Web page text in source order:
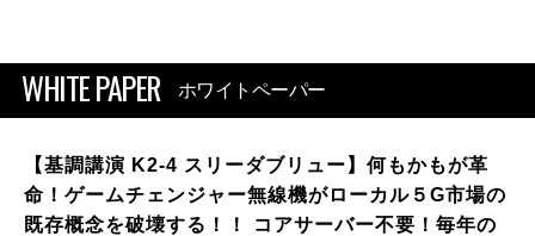
WHITE PAPER ホワイトペーパー
【基調講演 K2-4 スリーダブリュー】何もかもが革
命！ゲームチェンジャー無線機がローカル５G市場の
既存概念を破壊する！！ コアサーバー不要！毎年の